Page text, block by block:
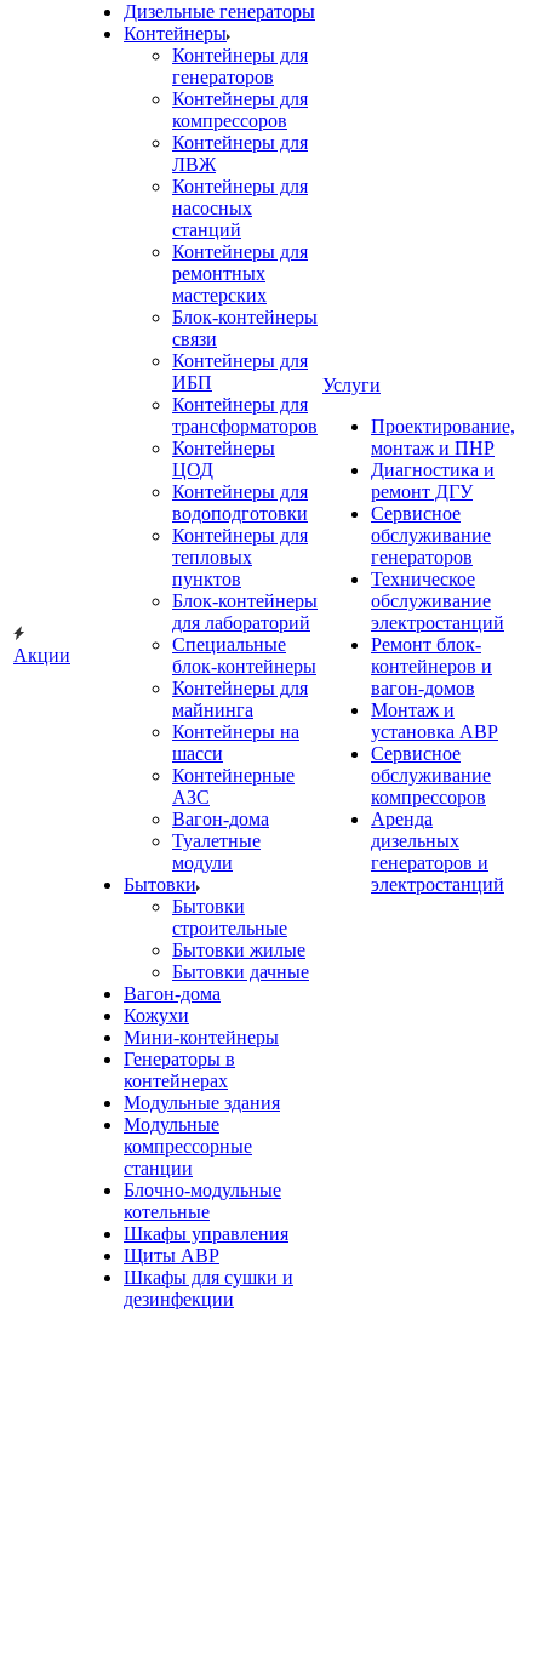
Акции
Дизельные генераторы
Контейнеры
Контейнеры для
генераторов
Контейнеры для
компрессоров
Контейнеры для
ЛВЖ
Контейнеры для
насосных
станций
Контейнеры для
ремонтных
мастерских
Блок-контейнеры
связи
Контейнеры для
ИБП
Контейнеры для
трансформаторов
Контейнеры
ЦОД
Контейнеры для
водоподготовки
Контейнеры для
тепловых
пунктов
Блок-контейнеры
для лабораторий
Специальные
блок-контейнеры
Контейнеры для
майнинга
Контейнеры на
шасси
Контейнерные
АЗС
Вагон-дома
Туалетные
модули
Бытовки
Бытовки
строительные
Бытовки жилые
Бытовки дачные
Вагон-дома
Кожухи
Мини-контейнеры
Генераторы в
контейнерах
Модульные здания
Модульные
компрессорные
станции
Блочно-модульные
котельные
Шкафы управления
Щиты АВР
Шкафы для сушки и
дезинфекции
Услуги
Проектирование,
монтаж и ПНР
Диагностика и
ремонт ДГУ
Сервисное
обслуживание
генераторов
Техническое
обслуживание
электростанций
Ремонт блок-
контейнеров и
вагон-домов
Монтаж и
установка АВР
Сервисное
обслуживание
компрессоров
Аренда
дизельных
генераторов и
электростанций